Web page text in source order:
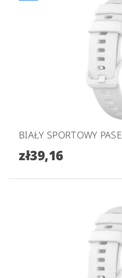
BIAŁY SPORTOWY
zł39,16